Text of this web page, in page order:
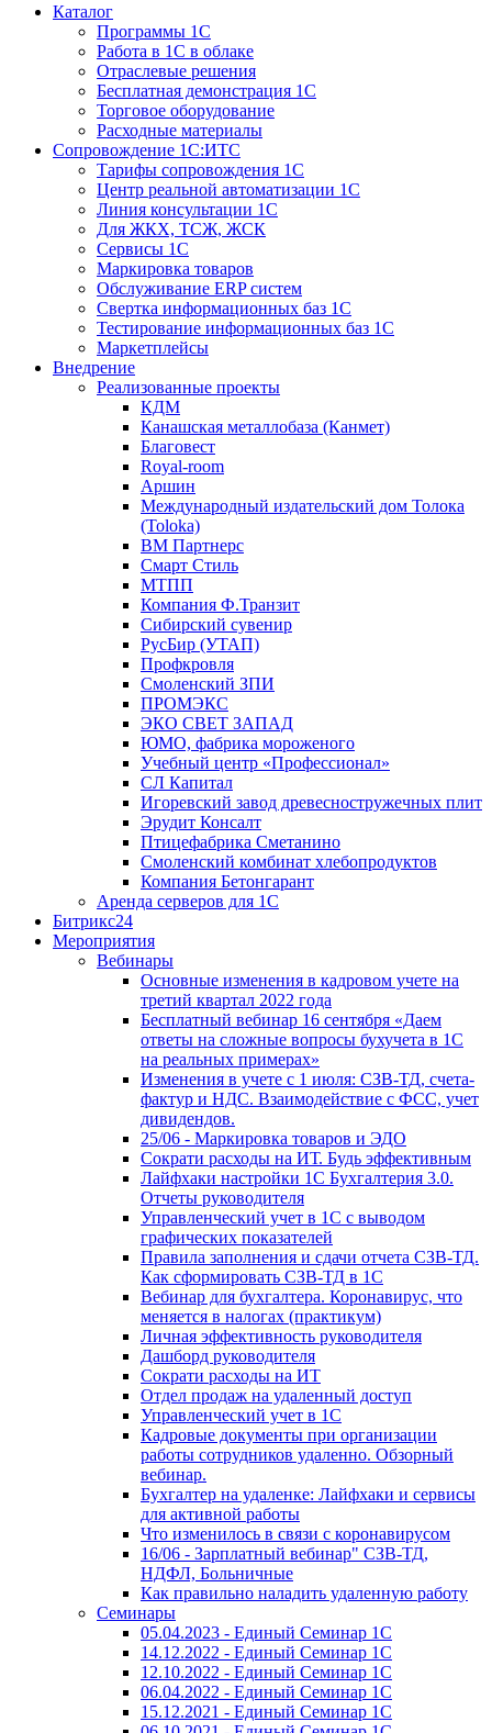
Каталог
Программы 1С
Работа в 1С в облаке
Отраслевые решения
Бесплатная демонстрация 1С
Торговое оборудование
Расходные материалы
Сопровождение 1С:ИТС
Тарифы сопровождения 1С
Центр реальной автоматизации 1С
Линия консультации 1С
Для ЖКХ, ТСЖ, ЖСК
Сервисы 1С
Маркировка товаров
Обслуживание ERP систем
Свертка информационных баз 1С
Тестирование информационных баз 1С
Маркетплейсы
Внедрение
Реализованные проекты
КДМ
Канашская металлобаза (Канмет)
Благовест
Royal-room
Аршин
Международный издательский дом Толока
(Toloka)
ВМ Партнерс
Смарт Стиль
МТПП
Компания Ф.Транзит
Сибирский сувенир
РусБир (УТАП)
Профкровля
Смоленский ЗПИ
ПРОМЭКС
ЭКО СВЕТ ЗАПАД
ЮМО, фабрика мороженого
Учебный центр «Профессионал»
СЛ Капитал
Игоревский завод древесностружечных плит
Эрудит Консалт
Птицефабрика Сметанино
Смоленский комбинат хлебопродуктов
Компания Бетонгарант
Аренда серверов для 1С
Битрикс24
Мероприятия
Вебинары
Основные изменения в кадровом учете на
третий квартал 2022 года
Бесплатный вебинар 16 сентября «Даем
ответы на сложные вопросы бухучета в 1С
на реальных примерах»
Изменения в учете с 1 июля: СЗВ-ТД, счета-
фактур и НДС. Взаимодействие с ФСС, учет
дивидендов.
25/06 - Маркировка товаров и ЭДО
Сократи расходы на ИТ. Будь эффективным
Лайфхаки настройки 1С Бухгалтерия 3.0.
Отчеты руководителя
Управленческий учет в 1С с выводом
графических показателей
Правила заполнения и сдачи отчета СЗВ-ТД.
Как сформировать СЗВ-ТД в 1С
Вебинар для бухгалтера. Коронавирус, что
меняется в налогах (практикум)
Личная эффективность руководителя
Дашборд руководителя
Сократи расходы на ИТ
Отдел продаж на удаленный доступ
Управленческий учет в 1С
Кадровые документы при организации
работы сотрудников удаленно. Обзорный
вебинар.
Бухгалтер на удаленке: Лайфхаки и сервисы
для активной работы
Что изменилось в связи с коронавирусом
16/06 - Зарплатный вебинар" СЗВ-ТД,
НДФЛ, Больничные
Как правильно наладить удаленную работу
Семинары
05.04.2023 - Единый Семинар 1С
14.12.2022 - Единый Семинар 1С
12.10.2022 - Единый Семинар 1С
06.04.2022 - Единый Семинар 1С
15.12.2021 - Единый Семинар 1С